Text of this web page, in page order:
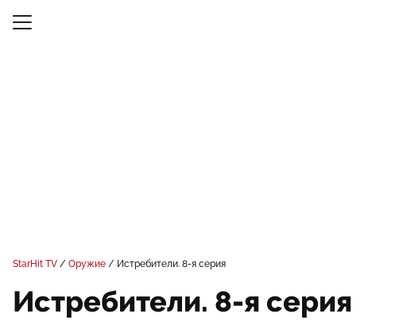
StarHit TV Оружие Истребители. 8-я серия
Истребители. 8-я серия